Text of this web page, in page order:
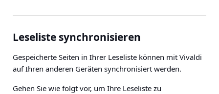
Leseliste synchronisieren
Gespeicherte Seiten in Ihrer Leseliste können mit Vivaldi
auf Ihren anderen Geräten synchronisiert werden.
Gehen Sie wie folgt vor, um Ihre Leseliste zu